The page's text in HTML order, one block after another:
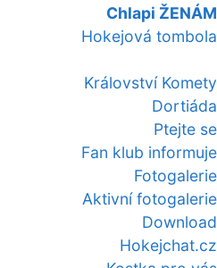
Chlapi ŽENÁM
Hokejová tombola
Království Komety
Dortiáda
Ptejte se
Fan klub informuje
Fotogalerie
Aktivní fotogalerie
Download
Hokejchat.cz